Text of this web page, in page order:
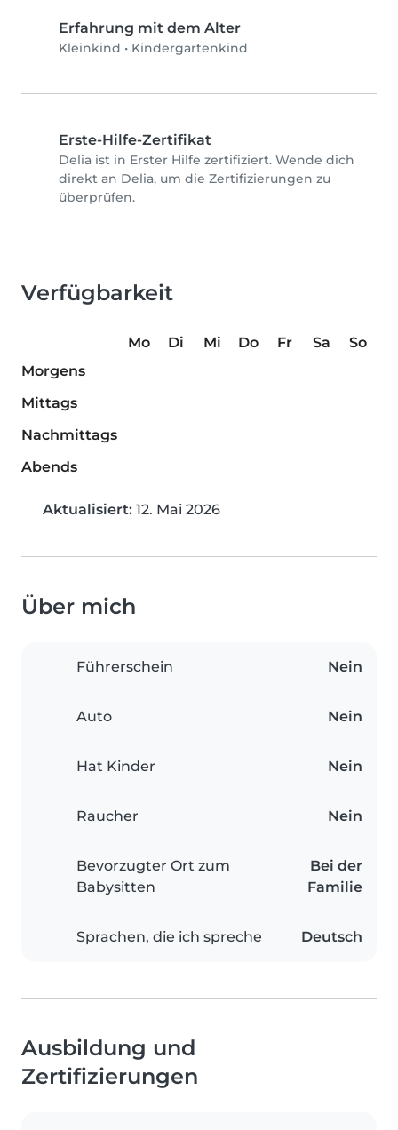
Erfahrung mit dem Alter
Kleinkind • Kindergartenkind
Erste-Hilfe-Zertifikat
Delia ist in Erster Hilfe zertifiziert. Wende dich
direkt an Delia, um die Zertifizierungen zu
überprüfen.
Verfügbarkeit
Mo Di Mi Do Fr Sa
So
Morgens
Mittags
Nachmittags
Abends
Aktualisiert: 12. Mai 2026
Über mich
Führerschein Nein
Auto Nein
Hat Kinder Nein
Raucher Nein
Bevorzugter Ort zum
Babysitten
Bei der
Familie
Sprachen, die ich spreche Deutsch
Ausbildung und
Zertifizierungen